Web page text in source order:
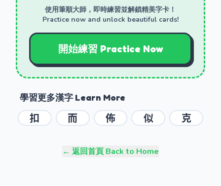
使用筆順大師，即時練習並解鎖精美字卡！
Practice now and unlock beautiful cards!
開始練習 Practice Now
學習更多漢字 Learn More
扣 而 佈 似 克
← 返回首頁 Back to Home